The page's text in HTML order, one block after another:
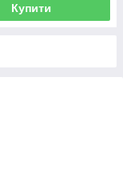
Купити